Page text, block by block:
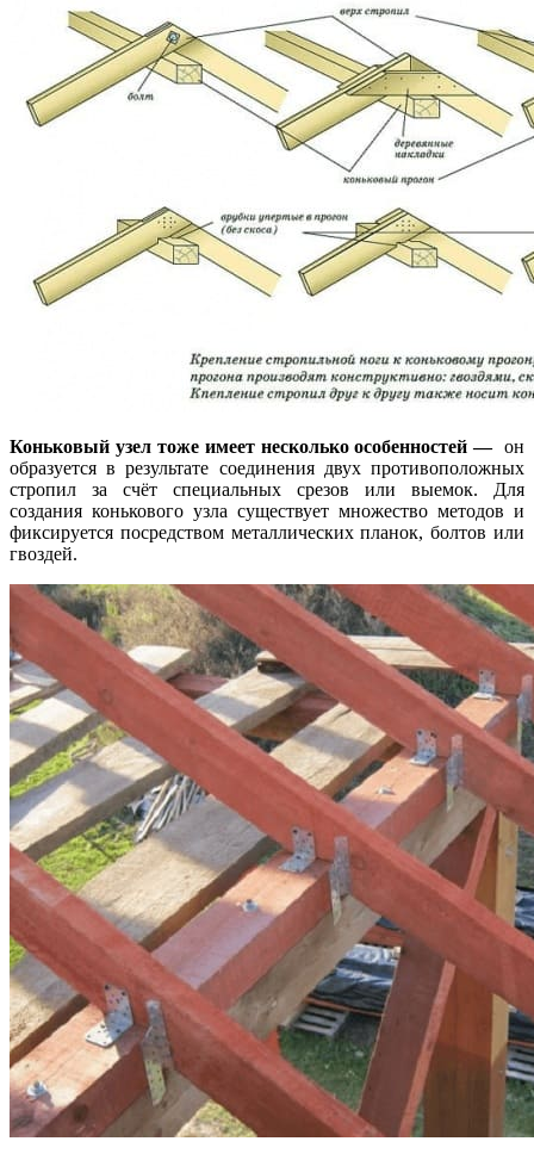
Коньковый узел тоже имеет несколько особенностей — он
образуется в результате соединения двух противоположных
стропил за счёт специальных срезов или выемок. Для
создания конькового узла существует множество методов и
фиксируется посредством металлических планок, болтов или
гвоздей.